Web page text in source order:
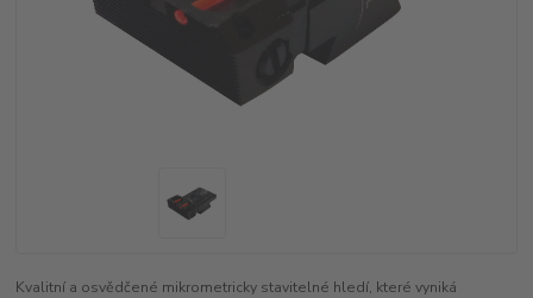
Kvalitní a osvědčené mikrometricky stavitelné hledí, které vyniká